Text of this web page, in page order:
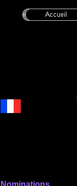
Nominations